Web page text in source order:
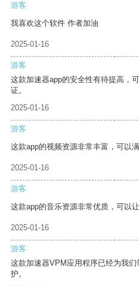
游客
我喜欢这个软件 作者加油
2025-01-16
游客
这款加速器app的安全性有待提高，
证。
2025-01-16
游客
这款app的视频资源非常丰富，可以
2025-01-16
游客
这款app的音乐资源非常优质，可以
2025-01-16
游客
这款加速器VPM应用程序已经为我
护。